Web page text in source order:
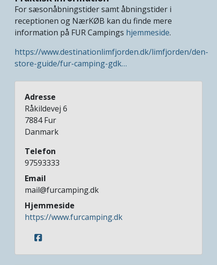
For sæsonåbningstider samt åbningstider i
receptionen og NærKØB kan du finde mere
information på FUR Campings hjemmeside.
https://www.destinationlimfjorden.dk/limfjorden/den-
store-guide/fur-camping-gdk…
Adresse
Råkildevej 6
7884 Fur
Danmark
Telefon
97593333
Email
mail@furcamping.dk
Hjemmeside
https://www.furcamping.dk